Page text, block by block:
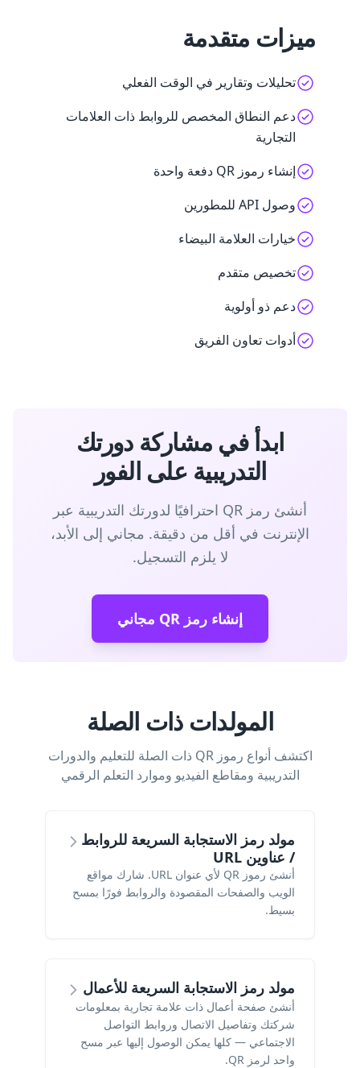
ميزات متقدمة
تحليلات وتقارير في الوقت الفعلي
دعم النطاق المخصص للروابط ذات العلامات
التجارية
إنشاء رموز QR دفعة واحدة
وصول API للمطورين
خيارات العلامة البيضاء
تخصيص متقدم
دعم ذو أولوية
أدوات تعاون الفريق
ابدأ في مشاركة دورتك
التدريبية على الفور
أنشئ رمز QR احترافيًا لدورتك التدريبية عبر
الإنترنت في أقل من دقيقة. مجاني إلى الأبد،
لا يلزم التسجيل.
إنشاء رمز QR مجاني
المولدات ذات الصلة
اكتشف أنواع رموز QR ذات الصلة للتعليم والدورات
التدريبية ومقاطع الفيديو وموارد التعلم الرقمي
مولد رمز الاستجابة السريعة للروابط
/ عناوين URL
أنشئ رموز QR لأي عنوان URL. شارك مواقع
الويب والصفحات المقصودة والروابط فورًا بمسح
بسيط.
مولد رمز الاستجابة السريعة للأعمال
أنشئ صفحة أعمال ذات علامة تجارية بمعلومات
شركتك وتفاصيل الاتصال وروابط التواصل
الاجتماعي — كلها يمكن الوصول إليها عبر مسح
واحد لرمز QR.